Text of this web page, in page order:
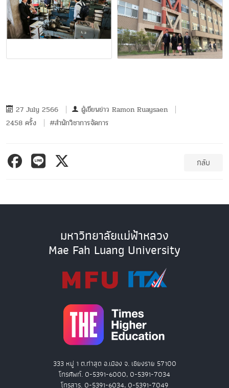
27 July 2566 ผู้เขียนข่าว Ramon Ruaysaen
2458 ครั้ง
#สำนักวิชาการจัดการ
กลับ
มหาวิทยาลัยแม่ฟ้าหลวง
Mae Fah Luang University
333 หมู่ 1 ต.ท่าสุด อ.เมือง จ. เชียงราย 57100
โทรศัพท์. 0-5391-6000, 0-5391-7034
โทรสาร. 0-5391-6034, 0-5391-7049